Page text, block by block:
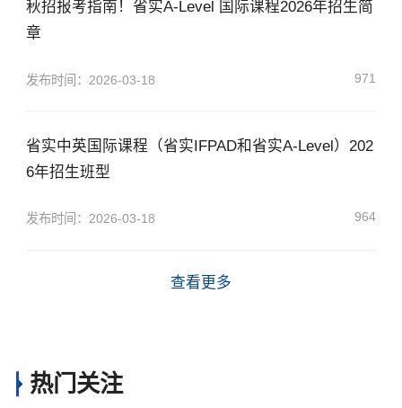
秋招报考指南！省实A-Level 国际课程2026年招生简
章
971
发布时间：2026-03-18
省实中英国际课程（省实IFPAD和省实A-Level）202
6年招生班型
964
发布时间：2026-03-18
查看更多
热门关注